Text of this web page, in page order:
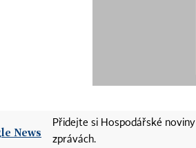
Přidejte si Hospodářské noviny
zprávách.